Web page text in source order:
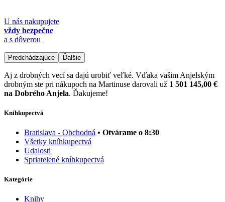
U nás nakupujete
vždy bezpečne
a s dôverou
Predchádzajúce Ďalšie
Aj z drobných vecí sa dajú urobiť veľké. Vďaka vašim Anjelským
drobným ste pri nákupoch na Martinuse darovali už 1 501 145,00 €
na Dobrého Anjela. Ďakujeme!
Kníhkupectvá
Bratislava - Obchodná • Otvárame o 8:30
Všetky kníhkupectvá
Udalosti
Spriatelené kníhkupectvá
Kategórie
Knihy